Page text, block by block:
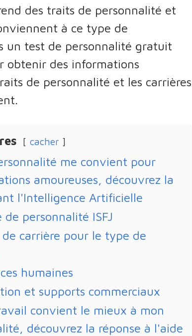
des traits de personnalité et
à ce type de
un test de personnalité gratuit
obtenir des informations
de personnalité et les carrières
cacher
me convient pour
amoureuses, découvrez la
l'Intelligence Artificielle
personnalité ISFJ
carrière pour le type de
humaines
et supports commerciaux
convient le mieux à mon
découvrez la réponse à l'aide